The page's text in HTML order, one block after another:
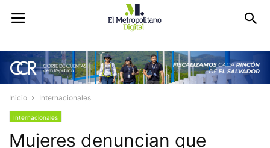
Inicio Internacionales
Internacionales
Mujeres denuncian que